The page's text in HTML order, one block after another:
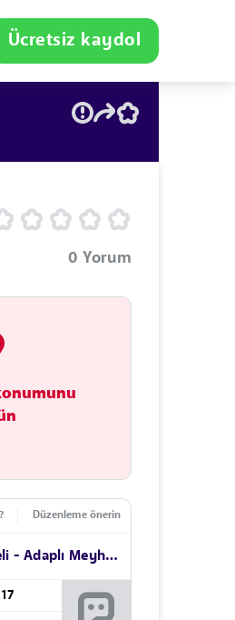
Ücretsiz kaydol
0 Yorum
Düzenleme önerin
Gırnata Kocaeli - Adaplı Meyhane